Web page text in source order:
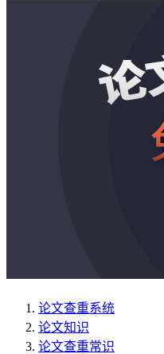
论文查重系统
论文知识
论文查重常识